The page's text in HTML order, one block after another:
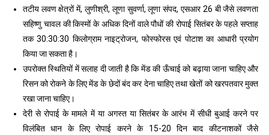
तटीय लवण क्षेत्रों में, लुणीश्री, लूणा सुवर्णा, लूणा संपद, एसआर 26 बी जैसे लवणता
सहिष्णु चावल की किस्मों के अधिक दिनों वाले पौधों की रोपाई सितंबर के पहले सप्ताह
तक 30:30:30 किलोग्राम नाइट्रोजन, फोस्फोरस एवं पोटाश का आधारी प्रयोग
किया जा सकता है।
उपरोक्त स्थितियों में सलाह दी जाती है कि मेंड की ऊँचाई को बढ़ाया जाना चाहिए और
रिसन को रोकने के लिए मेंड के छेदों बंद कर देना चाहिए तथा खेतों को खरपतवार मुक्त
रखा जाना चाहिए।
देरी से रोपाई के मामले में या अगस्त या सितंबर के आरंभ में सीधी बुआई करने पर
विलंबित धान के लिए रोपाई करने के 15-20 दिन बाद कीटनाशकों जैसे